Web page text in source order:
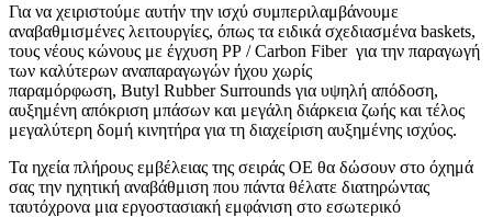
Για να χειριστούμε αυτήν την ισχύ συμπεριλαμβάνουμε
αναβαθμισμένες λειτουργίες, όπως τα ειδικά σχεδιασμένα baskets,
τους νέους κώνους με έγχυση PP / Carbon Fiber για την παραγωγή
των καλύτερων αναπαραγωγών ήχου χωρίς
παραμόρφωση, Butyl Rubber Surrounds για υψηλή απόδοση,
αυξημένη απόκριση μπάσων και μεγάλη διάρκεια ζωής και τέλος
μεγαλύτερη δομή κινητήρα για τη διαχείριση αυξημένης ισχύος.
Τα ηχεία πλήρους εμβέλειας της σειράς OE θα δώσουν στο όχημά
σας την ηχητική αναβάθμιση που πάντα θέλατε διατηρώντας
ταυτόχρονα μια εργοστασιακή εμφάνιση στο εσωτερικό